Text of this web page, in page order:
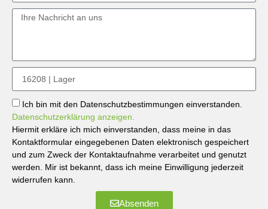
Ich bin mit den Datenschutzbestimmungen einverstanden.
Datenschutzerklärung anzeigen.
Hiermit erkläre ich mich einverstanden, dass meine in das
Kontaktformular eingegebenen Daten elektronisch gespeichert
und zum Zweck der Kontaktaufnahme verarbeitet und genutzt
werden. Mir ist bekannt, dass ich meine Einwilligung jederzeit
widerrufen kann.
Absenden